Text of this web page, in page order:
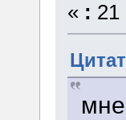
« : 21